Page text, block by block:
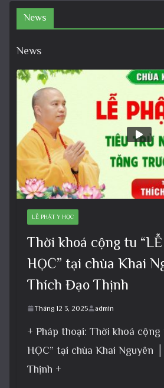
News
News
LỄ PHẬT Y HỌC
Thời khoá cộng tu
HỌC” tại chùa Khai
Thích Đạo Thịnh
Tháng 12 3, 2025 admin
+ Pháp thoại: Thời khoá cộng
HỌC” tại chùa Khai Nguyên
Thịnh +